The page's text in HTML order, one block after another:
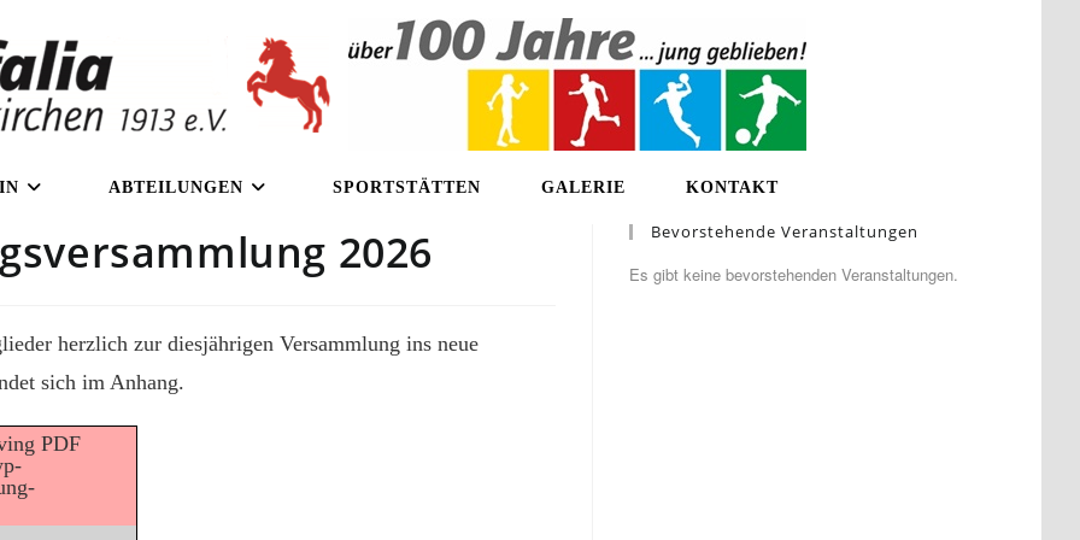
ABTEILUNGEN SPORTSTÄTTEN GALERIE KONTAKT
2026
herzlich zur diesjährigen Versammlung ins neue
sich im Anhang.
PDF
Bevorstehende Veranstaltungen
Es gibt keine bevorstehenden Veranstaltungen.